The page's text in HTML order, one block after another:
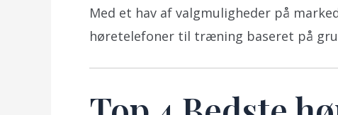
Med et hav af valgmuligheder på
høretelefoner til træning baseret på